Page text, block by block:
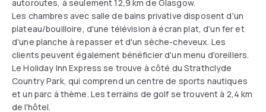
autoroutes, à seulement 12,9 km de Glasgow.
Les chambres avec salle de bains privative disposent d'un
plateau/bouilloire, d'une télévision à écran plat, d'un fer et
d'une planche à repasser et d'un sèche-cheveux. Les
clients peuvent également bénéficier d'un menu d'oreillers.
Le Holiday Inn Express se trouve à côté du Strathclyde
Country Park, qui comprend un centre de sports nautiques
et un parc à thème. Les terrains de golf se trouvent à 2,4 km
de l'hôtel.